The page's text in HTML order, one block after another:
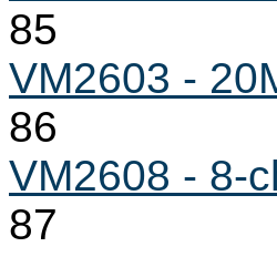
85
VM2603 -
86
VM2608 - 8-
87